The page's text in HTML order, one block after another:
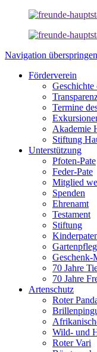
Navigation überspringen
Förderverein
Geschichte
Termine
Akademie
Stiftung
Unterstützung
Pfoten-Pate
Feder-Pate
Mitglied
Spenden
Ehrenamt
Testament
Stiftung
Geschenk-
70 Jahre
70 Jahre
Artenschutz
Roter
Wild- und
Roter Vari